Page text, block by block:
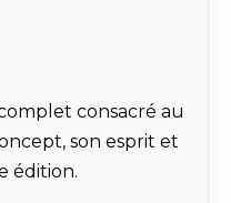
consacré au
son esprit et
édition.